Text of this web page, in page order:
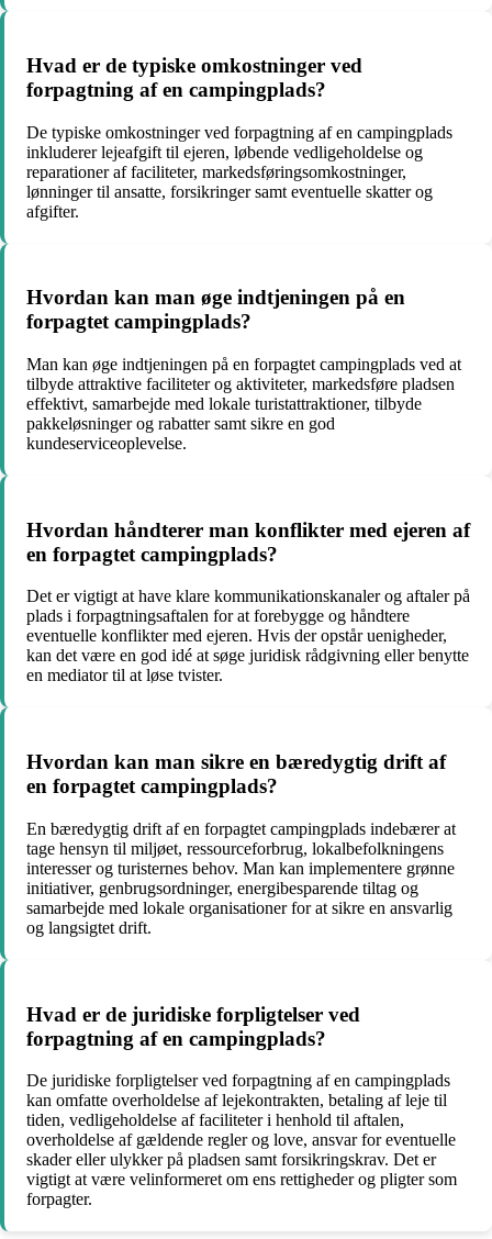
Hvad er de typiske omkostninger ved
forpagtning af en campingplads?
De typiske omkostninger ved forpagtning af en campingplads
inkluderer lejeafgift til ejeren, løbende vedligeholdelse og
reparationer af faciliteter, markedsføringsomkostninger,
lønninger til ansatte, forsikringer samt eventuelle skatter og
afgifter.
Hvordan kan man øge indtjeningen på en
forpagtet campingplads?
Man kan øge indtjeningen på en forpagtet campingplads ved at
tilbyde attraktive faciliteter og aktiviteter, markedsføre pladsen
effektivt, samarbejde med lokale turistattraktioner, tilbyde
pakkeløsninger og rabatter samt sikre en god
kundeserviceoplevelse.
Hvordan håndterer man konflikter med ejeren af
en forpagtet campingplads?
Det er vigtigt at have klare kommunikationskanaler og aftaler på
plads i forpagtningsaftalen for at forebygge og håndtere
eventuelle konflikter med ejeren. Hvis der opstår uenigheder,
kan det være en god idé at søge juridisk rådgivning eller benytte
en mediator til at løse tvister.
Hvordan kan man sikre en bæredygtig drift af
en forpagtet campingplads?
En bæredygtig drift af en forpagtet campingplads indebærer at
tage hensyn til miljøet, ressourceforbrug, lokalbefolkningens
interesser og turisternes behov. Man kan implementere grønne
initiativer, genbrugsordninger, energibesparende tiltag og
samarbejde med lokale organisationer for at sikre en ansvarlig
og langsigtet drift.
Hvad er de juridiske forpligtelser ved
forpagtning af en campingplads?
De juridiske forpligtelser ved forpagtning af en campingplads
kan omfatte overholdelse af lejekontrakten, betaling af leje til
tiden, vedligeholdelse af faciliteter i henhold til aftalen,
overholdelse af gældende regler og love, ansvar for eventuelle
skader eller ulykker på pladsen samt forsikringskrav. Det er
vigtigt at være velinformeret om ens rettigheder og pligter som
forpagter.